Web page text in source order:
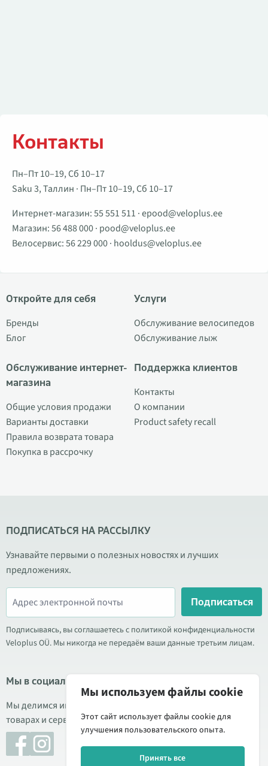
Контакты
Пн–Пт 10–19, Сб 10–17
Saku 3, Таллин · Пн–Пт 10–19, Сб 10–17
Интернет-магазин:55 551 511 ·epood@veloplus.ee
Магазин:56 488 000· pood@veloplus.ee
Велосервис:56 229 000· hooldus@veloplus.ee
Откройте для себя
Бренды
Блог
Обслуживание интернет-
магазина
Общие условия продажи
Варианты доставки
Правила возврата товара
Покупка в рассрочку
Услуги
Обслуживание велосипедов
Обслуживание лыж
Поддержка клиентов
Контакты
О компании
Product safety recall
ПОДПИСАТЬСЯ НА РАССЫЛКУ
Узнавайте первыми о полезных новостях и лучших
предложениях.
Подписаться
Подписываясь, вы соглашаетесь с политикой конфиденциальности
Veloplus OÜ. Мы никогда не передаём ваши данные третьим лицам.
Мы в социальных сетях
Мы делимся информацией о выгодных акциях, новых
товарах и сервисе. Иногда публикуем обзоры продукции.
Мы используем файлы cookie
Этот сайт использует файлы cookie для
улучшения пользовательского опыта.
Принять все